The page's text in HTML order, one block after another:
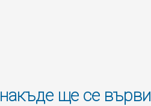
ще се върви